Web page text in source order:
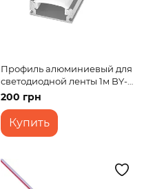
Профиль алюминиевый для
светодиодной ленты 1м BY-
042
200 грн
Купить